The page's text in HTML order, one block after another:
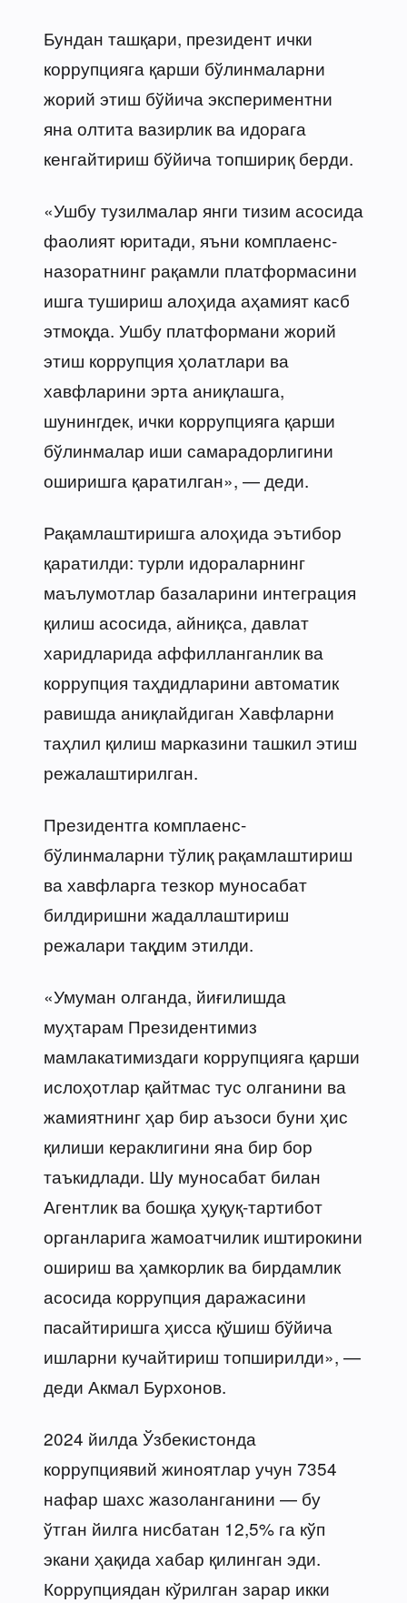
Бундан ташқари, президент ички
коррупцияга қарши бўлинмаларни
жорий этиш бўйича экспериментни
яна олтита вазирлик ва идорага
кенгайтириш бўйича топшириқ берди.
«Ушбу тузилмалар янги тизим асосида
фаолият юритади, яъни комплаенс-
назоратнинг рақамли платформасини
ишга тушириш алоҳида аҳамият касб
этмоқда. Ушбу платформани жорий
этиш коррупция ҳолатлари ва
хавфларини эрта аниқлашга,
шунингдек, ички коррупцияга қарши
бўлинмалар иши самарадорлигини
оширишга қаратилган», — деди.
Рақамлаштиришга алоҳида эътибор
қаратилди: турли идораларнинг
маълумотлар базаларини интеграция
қилиш асосида, айниқса, давлат
харидларида аффилланганлик ва
коррупция таҳдидларини автоматик
равишда аниқлайдиган Хавфларни
таҳлил қилиш марказини ташкил этиш
режалаштирилган.
Президентга комплаенс-
бўлинмаларни тўлиқ рақамлаштириш
ва хавфларга тезкор муносабат
билдиришни жадаллаштириш
режалари тақдим этилди.
«Умуман олганда, йиғилишда
муҳтарам Президентимиз
мамлакатимиздаги коррупцияга қарши
ислоҳотлар қайтмас тус олганини ва
жамиятнинг ҳар бир аъзоси буни ҳис
қилиши кераклигини яна бир бор
таъкидлади. Шу муносабат билан
Агентлик ва бошқа ҳуқуқ-тартибот
органларига жамоатчилик иштирокини
ошириш ва ҳамкорлик ва бирдамлик
асосида коррупция даражасини
пасайтиришга ҳисса қўшиш бўйича
ишларни кучайтириш топширилди», —
деди Акмал Бурхонов.
2024 йилда Ўзбекистонда
коррупциявий жиноятлар учун 7354
нафар шахс жазоланганини — бу
ўтган йилга нисбатан 12,5% га кўп
экани ҳақида хабар қилинган эди.
Коррупциядан кўрилган зарар икки